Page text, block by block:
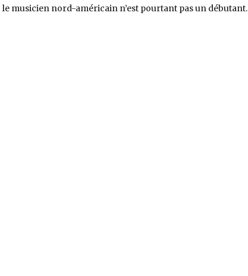
le musicien nord-américain n’est pourtant pas un débutant.